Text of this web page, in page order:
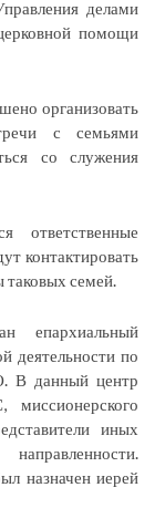
делами
помощи
организовать
с семьями
со служения
ответственные
контактировать
семей.
епархиальный
деятельности по
В данный центр
иных
назначен иерей